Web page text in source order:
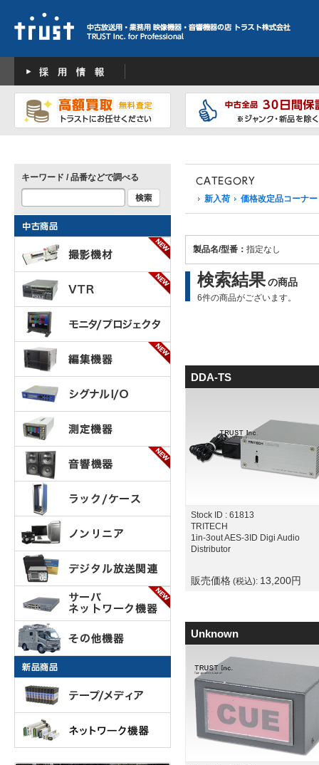
新入荷 価格改定品コーナー
製品名/型番： 指定なし
検索結果の商品
6件の商品がございます。
DDA-TS
Stock ID : 61813
TRITECH
1in-3out AES-3ID Digi Audio
Distributor
販売価格 (税込): 13,200円
Unknown
キーワード / 品番などで調べる